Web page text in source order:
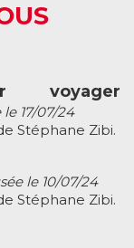
voyager
17/07/24
Stéphane Zibi.
le 10/07/24
Stéphane Zibi.